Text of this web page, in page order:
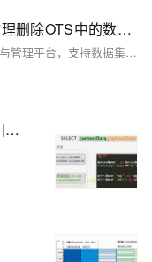
DataWorks常见问题之按指定条件物理删除OTS中的数据失败如何解决
DataWorks是阿里云提供的一站式大数据开发与管理平台，支持数据集成、数据开发、数据治理等功能；在本汇总中，我们梳理了DataWorks产品在使用过程中经常遇到的问题及解答，以助用户在数据处理和分析工作中提高效率，降低难度。
物联网数据通过规则引擎流转到OTS|学习笔记